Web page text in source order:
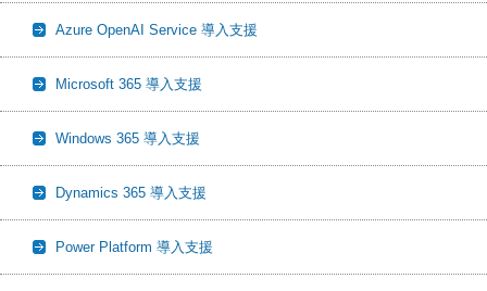
Azure OpenAI Service 導入支援
Microsoft 365 導入支援
Windows 365 導入支援
Dynamics 365 導入支援
Power Platform 導入支援